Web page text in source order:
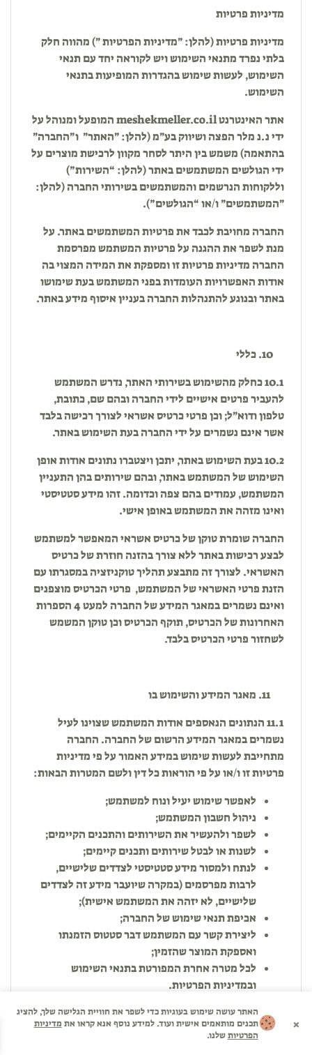
מדיניות פרטיות
מדיניות פרטיות (להלן: ״מדיניות הפרטיות ״) מהווה חלק
בלתי נפרד מתנאי השימוש ויש לקוראה יחד עם תנאי
השימוש, לעשות שימוש בהגדרות המופיעות בתנאי
השימוש.
אתר האינטרנטmeshekmeller.co.ilהמופעל ומנוהל על
ידי נ.נ מלר הפצה ושיווק בע״מ (להלן: ״האתר״ ו״החברה״
בהתאמה) משמש בין היתר לסחר מקוון לרכישת מוצרים על
ידי הגולשים המשתמשים באתר (להלן: “השירות”)
וללקוחות הנרשמים והמשתמשים בשירותי החברה (להלן:
״המשתמשים״ ו/או “הגולשים”).
החברה מחויבת לכבד את פרטיות המשתמשים באתר. על
מנת לשפר את ההגנה על פרטיות המשתמש מפרסמת
החברה מדיניות פרטיות זו ומספקת את המידה המצוי בה
אודות האפשרויות העומדות בפני המשתמש בעת שימושו
באתר ובנוגע להתנהלות החברה בעניין איסוף מידע באתר.
כללי
10.1 כחלק מהשימוש בשירותי האתר, נדרש המשתמש
להעביר פרטים אישיים לידי החברה ובהם שם, כתובת,
טלפון ודוא״ל; וכן פרטי כרטיס אשראי לצורך רכישה בלבד
אשר אינם נשמרים על ידי החברה בעת השימוש באתר.
10.2 בעת השימוש באתר, יתכן ויצטברו נתונים אודות אופן
השימוש של המשתמש באתר, ובהם שירותים בהן התעניין
המשתמש, עמודים בהם צפה וכדומה. זהו מידע סטטיסטי
ואינו מזהה את המשתמש באופן אישי.
החברה שומרת טוקן של כרטיס אשראי המאפשר למשתמש
לבצע רכישות באתר ללא צורך בהזנה חוזרת של כרטיס
האשראי. לצורך זה מתבצע תהליך טוקניזציה במסגרתו עם
הזנת פרטי האשראי של המשתמש, פרטי הכרטיס מוצפנים
ואינם נשמרים במאגר המידע של החברה למעט 4 הספרות
האחרונות של הכרטיס, תוקף הכרטיס וכן טוקן המשמש
לשחזור פרטי הכרטיס בלבד.
מאגר המידע והשימוש בו
11.1 הנתונים הנאספים אודות המשתמש שצוינו לעיל
נשמרים במאגר המידע הרשום של החברה. החברה
מתחייבת לעשות שימוש במידע האמור על פי מדיניות
פרטיות זו ו/או על פי הוראות כל דין ולשם המטרות הבאות:
לאפשר שימוש יעיל ונוח למשתמש;
ניהול חשבון המשתמש;
לשפר ולהעשיר את השירותים והתכנים הקיימים;
לשנות או לבטל שירותים ותכנים קיימים;
לנתח ולמסור מידע סטטיסטי לצדדים שלישיים,
לרבות מפרסמים (במקרה שיועבר מידע זה לצדדים
שלישיים, לא יזהה את המשתמש אישית);
אכיפת תנאי שימוש של החברה;
ליצירת קשר עם המשתמש דבר סטטוס הזמנתו
ואספקת המוצר שהזמין;
לכל מטרה אחרת המפורטת בתנאי השימוש
ובמדיניות הפרטיות.
האתר עושה שימוש בעוגיות כדי לשפר את חוויית הגלישה שלך, להציג
תכנים מותאמים אישית ועוד. למידע נוסף אנא קראו את מדיניות
הפרטיותשלנו.
×